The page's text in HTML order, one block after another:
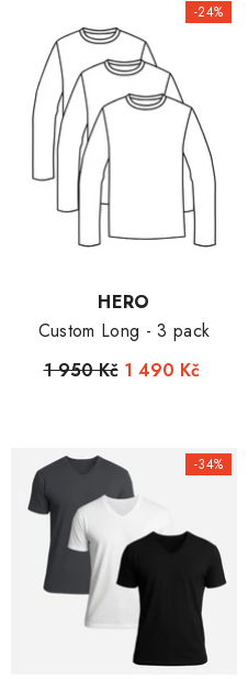
-24%
Dodavatel:HERO
Custom Long - 3 pack
1 950 Kč 1 490 Kč
-34%